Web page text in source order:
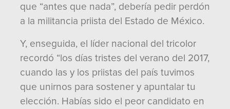
que “antes que nada”, debería pedir perdón
a la militancia priista del Estado de México.
Y, enseguida, el líder nacional del tricolor
recordó “los días tristes del verano del 2017,
cuando las y los priistas del país tuvimos
que unirnos para sostener y apuntalar tu
elección. Habías sido el peor candidato en